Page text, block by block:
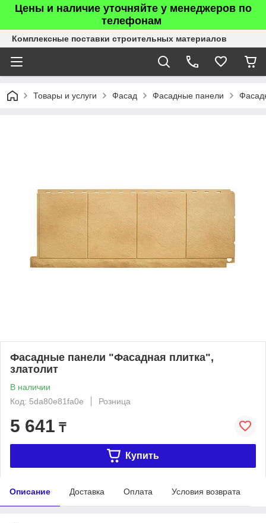
Цены и наличие уточняйте у менеджеров по
телефонам
Комплексные поставки строительных материалов
Товары и услуги Фасад Фасадные панели
Фасадные панели "Фасадная плитка",
златолит
В наличии
Код: 5da80e81fa0e
Розница
5 641 ₸
Купить
Описание Доставка Оплата Условия возврата